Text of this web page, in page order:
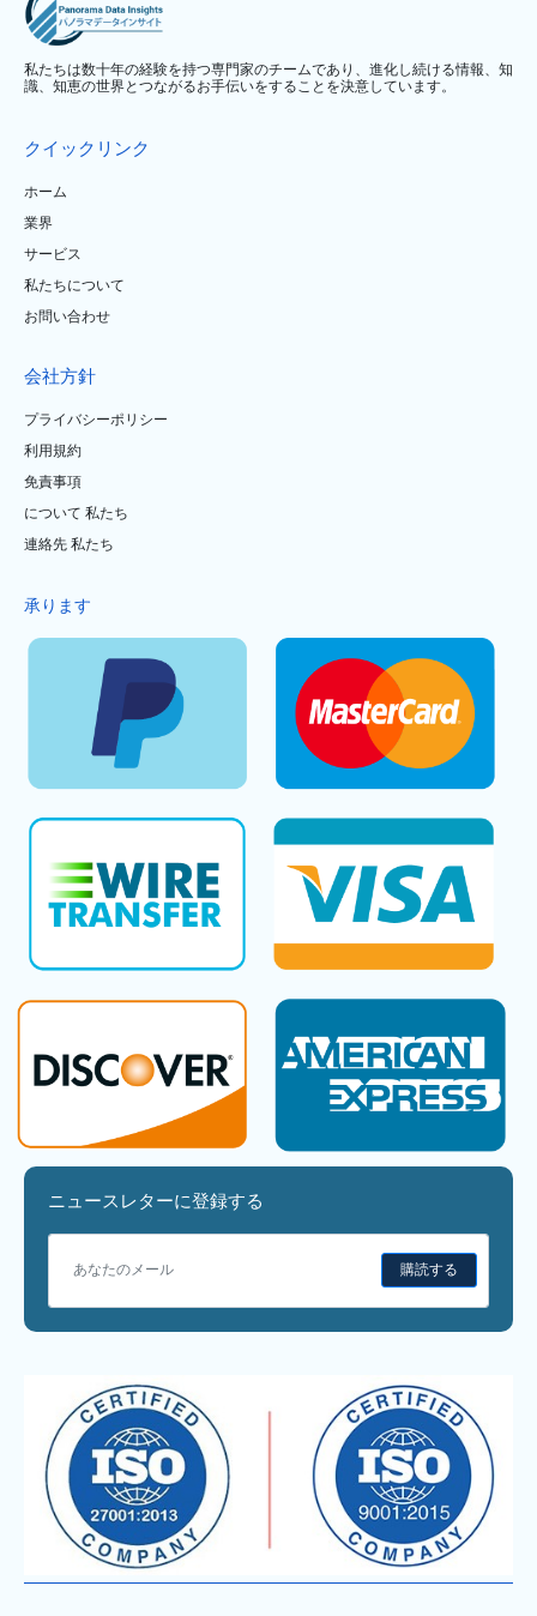
私たちは数十年の経験を持つ専門家のチームであり、進化し続ける情報、知
識、知恵の世界とつながるお手伝いをすることを決意しています。
クイックリンク
ホーム
業界
サービス
私たちについて
お問い合わせ
会社方針
プライバシーポリシー
利用規約
免責事項
について 私たち
連絡先 私たち
承ります
ニュースレターに登録する
購読する